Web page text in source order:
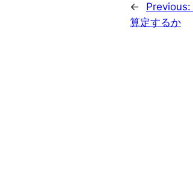
← Previous:
算定するか